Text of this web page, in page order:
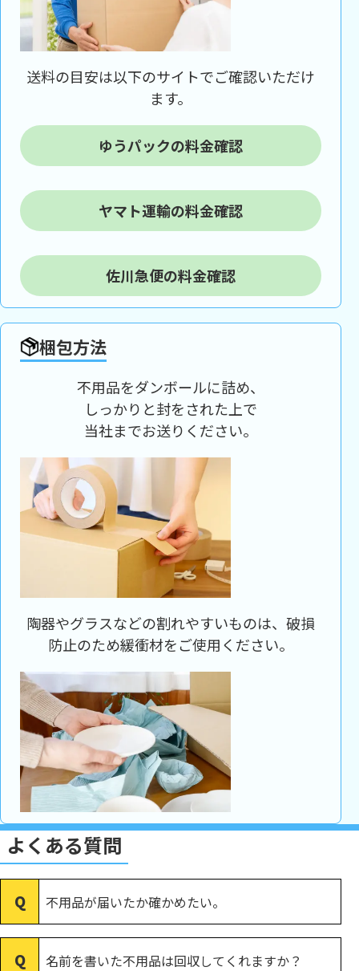
送料の目安は以下のサイトでご確認いただけ
ます。
ゆうパックの料金確認
ヤマト運輸の料金確認
佐川急便の料金確認
梱包方法
不用品をダンボールに詰め、
しっかりと封をされた上で
当社までお送りください。
陶器やグラスなどの割れやすいものは、破損
防止のため緩衝材をご使用ください。
よくある質問
不用品が届いたか確かめたい。
名前を書いた不用品は回収してくれますか？